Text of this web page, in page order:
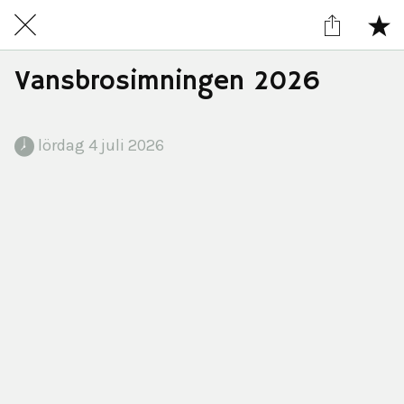
Vansbrosimningen 2026
lördag 4 juli 2026